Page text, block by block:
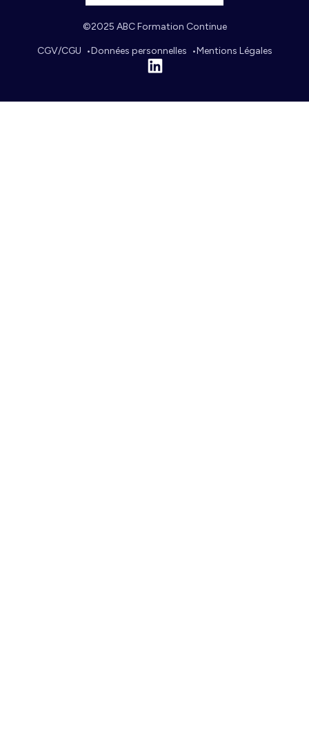
©2025 ABC Formation Continue
CGV/CGU Données personnelles
Mentions Légales
Linkedin